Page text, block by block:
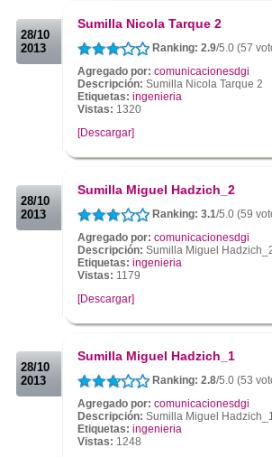
28/10
2013
Sumilla Nicola Tarque 2
Ranking: 2.9/5.0 (57
Agregado por: comunicacionesdgi
Descripción: Sumilla Nicola Tarque 2
Etiquetas: ingenieria
Vistas: 1320
[Descargar]
28/10
2013
Sumilla Miguel Hadzich_2
Ranking: 3.1/5.0 (59
Agregado por: comunicacionesdgi
Descripción: Sumilla Miguel
Etiquetas: ingenieria
Vistas: 1179
[Descargar]
28/10
2013
Sumilla Miguel Hadzich_1
Ranking: 2.8/5.0 (53
Agregado por: comunicacionesdgi
Descripción: Sumilla Miguel Hadzich_1
Etiquetas: ingenieria
Vistas: 1248